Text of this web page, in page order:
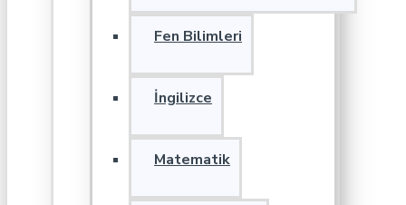
Fen Bilimleri
İngilizce
Matematik